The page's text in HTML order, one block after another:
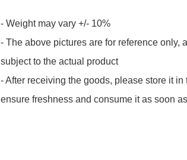
- Weight may vary +/- 10%
- The above pictures are for reference only,
subject to the actual product
- After receiving the goods, please store it in
ensure freshness and consume it as soon